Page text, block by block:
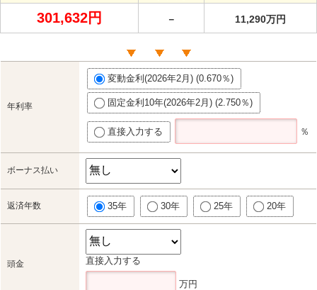
301,632円 － 11,290万円
年利率
変動金利(2026年2月) (0.670％)
固定金利10年(2026年2月) (2.750％)
直接入力する ％
ボーナス払い
返済年数 35年 30年 25年 20年
頭金 直接入力する
万円